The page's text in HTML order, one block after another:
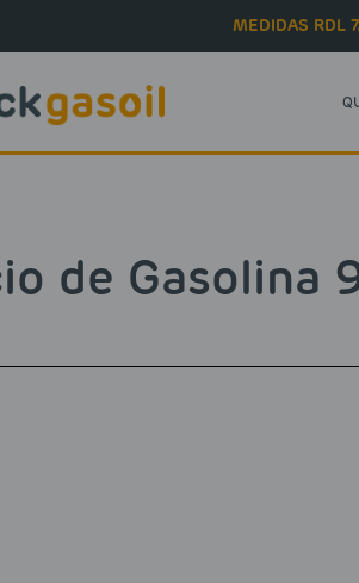
MEDIDAS RDL
de Gasolina